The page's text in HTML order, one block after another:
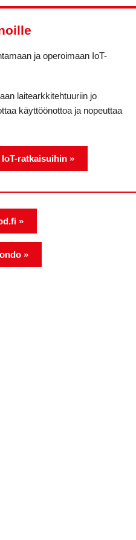
ja operoimaan IoT-
laitearkkitehtuuriin jo
käyttöönottoa ja nopeuttaa
ratkaisuihin »
»
»